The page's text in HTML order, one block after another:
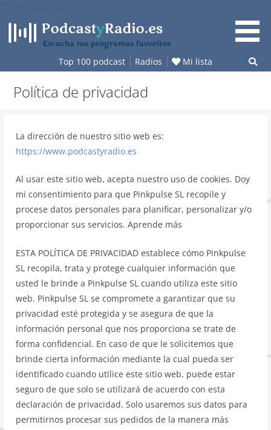
contenido
Escucha tus programas favoritos
Top 100 podcast Radios Mi lista
Política de privacidad
La dirección de nuestro sitio web es:
https://www.podcastyradio.es
Al usar este sitio web, acepta nuestro uso de cookies. Doy
mi consentimiento para que Pinkpulse SL recopile y
procese datos personales para planificar, personalizar y/o
proporcionar sus servicios. Aprende más
ESTA POLÍTICA DE PRIVACIDAD establece cómo Pinkpulse
SL recopila, trata y protege cualquier información que
usted le brinde a Pinkpulse SL cuando utiliza este sitio
web. Pinkpulse SL se compromete a garantizar que su
privacidad esté protegida y se asegura de que la
información personal que nos proporciona se trate de
forma confidencial. En caso de que le solicitemos que
brinde cierta información mediante la cual pueda ser
identificado cuando utilice este sitio web, puede estar
seguro de que solo se utilizará de acuerdo con esta
declaración de privacidad. Solo usaremos sus datos para
permitirnos procesar sus pedidos de la manera más